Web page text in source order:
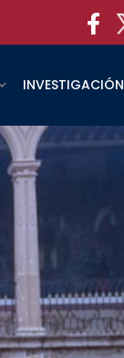
INVESTIGACIÓN